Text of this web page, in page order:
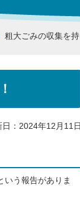
粗大ごみの収集を
日：2024年12月11日
いう報告がありま